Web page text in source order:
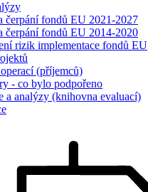
čerpání fondů EU 2021-2027
čerpání fondů EU 2014-2020
rizik implementace fondů EU
(příjemců)
- co bylo podpořeno
a analýzy (knihovna evaluací)